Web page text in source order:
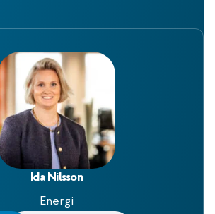
Ida Nilsson
Energi